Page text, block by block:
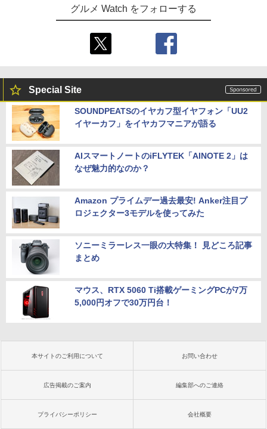
グルメ Watch をフォローする
Special Site
SOUNDPEATSのイヤカフ型イヤフォン「UU2
イヤーカフ」をイヤカフマニアが語る
AIスマートノートのiFLYTEK「AINOTE 2」は
なぜ魅力的なのか？
Amazon プライムデー過去最安! Anker注目プ
ロジェクター3モデルを使ってみた
ソニーミラーレス一眼の大特集！ 見どころ記事
まとめ
マウス、RTX 5060 Ti搭載ゲーミングPCが7万
5,000円オフで30万円台！
本サイトのご利用について お問い合わせ
広告掲載のご案内 編集部へのご連絡
プライバシーポリシー 会社概要